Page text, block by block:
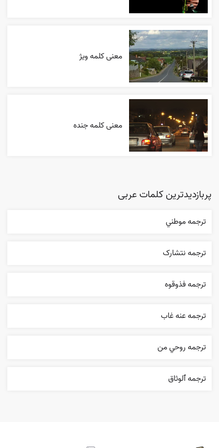
معنی کلمه ویژ
معنی کلمه جنده
پربازدیدترین کلمات عربی
ترجمه موطني
ترجمه نتشارک
ترجمه فذوقوه
ترجمه عنه غاب
ترجمه روحي من
ترجمه ٱلوثاق